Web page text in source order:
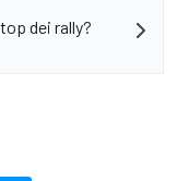
dei rally?